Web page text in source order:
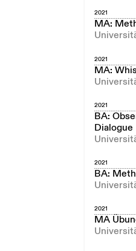
2021
MA:
2021
MA:
2021
BA:
Dialogue
2021
BA:
2021
MA